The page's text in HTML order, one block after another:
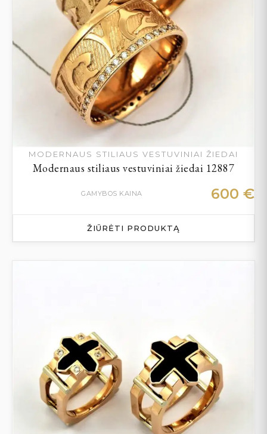
MODERNAUS STILIAUS VESTUVINIAI ŽIEDAI
Modernaus stiliaus vestuviniai žiedai 12887
GAMYBOS KAINA 600 €
ŽIŪRĖTI PRODUKTĄ